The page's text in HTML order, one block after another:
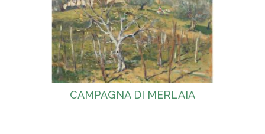
CAMPAGNA DI MERLAIA